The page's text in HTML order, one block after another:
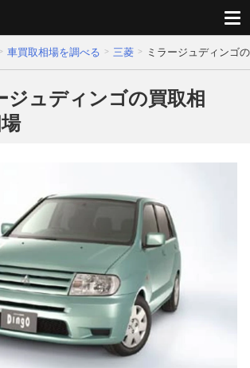
車買取相場を調べる 三菱 ミラージュディンゴ
ジュディンゴの買取相